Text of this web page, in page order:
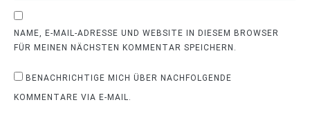
NAME, E-MAIL-ADRESSE UND WEBSITE IN DIESEM BROWSER
FÜR MEINEN NÄCHSTEN KOMMENTAR SPEICHERN.
BENACHRICHTIGE MICH ÜBER NACHFOLGENDE
KOMMENTARE VIA E-MAIL.